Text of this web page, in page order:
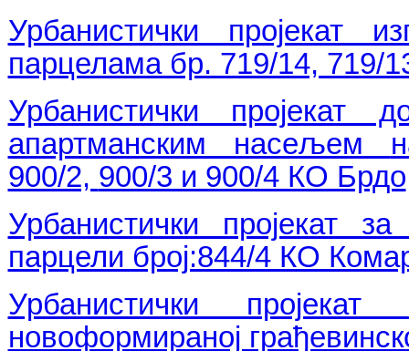
Урбанистички пројекат
парцелама бр. 719/14, 719/
Урбанистички пројекат
апартманским насељем
900/2, 900/3 и 900/4 КО Брдо
Урбанистички пројекат
парцели број:844/4 КО
Урбанистички
новоформираној